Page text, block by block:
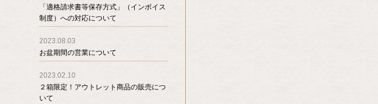
「適格請求書等保存方式」（インボイス
制度）への対応について
2023.08.03
お盆期間の営業について
2023.02.10
２箱限定！アウトレット商品の販売につ
いて